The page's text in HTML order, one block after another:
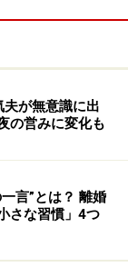
緒にご飯を食
ていくと、す
が無意識に出
の営みに変化も
言”とは？ 離婚
さな習慣」4つ